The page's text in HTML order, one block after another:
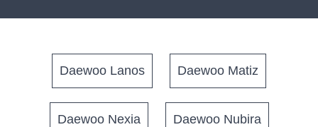
Daewoo Lanos Daewoo Matiz
Daewoo Nexia Daewoo Nubira